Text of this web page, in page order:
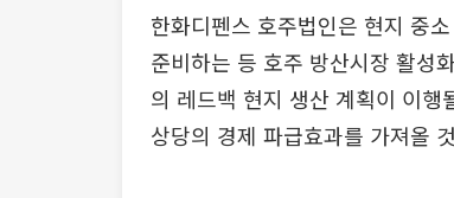
한화디펜스 호주법인은 현지 중
준비하는 등 호주 방산시장 활성
의 레드백 현지 생산 계획이 이
상당의 경제 파급효과를 가져올